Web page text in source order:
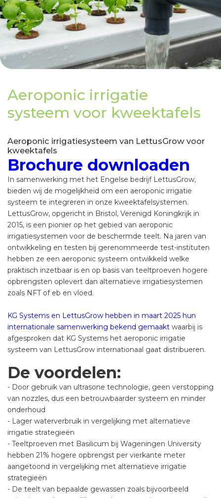
Aeroponic irrigatie
systeem voor kweektafels
Aeroponic irrigatiesysteem van LettusGrow voor
kweektafels
Brochure downloaden
In samenwerking met het Engelse bedrijf LettusGrow,
bieden wij de mogelijkheid om een aeroponic irrigatie
systeem te integreren in onze kweektafelsystemen.
LettusGrow, opgericht in Bristol, Verenigd Koningkrijk in
2015, is een pionier op het gebied van aeroponic
irrigatiesystemen voor de beschermde teelt. Na jaren van
ontwikkeling en testen bij gerenommeerde test-instituten
hebben ze een aeroponic systeem ontwikkeld welke
praktisch inzetbaar is en op basis van teeltproeven hogere
opbrengsten oplevert dan alternatieve irrigatiesystemen
zoals NFT of eb en vloed.
KG Systems en LettusGrow hebben in maart 2025 hun
internationale samenwerking bekend gemaakt waarbij is
afgesproken dat KG Systems het aeroponic irrigatie
systeem van LettusGrow internationaal gaat distribueren.
De voordelen:
- Door gebruik van ultrasone technologie, geen verstopping
van nozzles, dus een betrouwbaarder systeem en minder
onderhoud
- Lager waterverbruik in vergelijking met alternatieve
irrigatie strategieën
- Teeltproeven met Basilicum bij Wageningen University
hebben 21% hogere opbrengst per vierkante meter
aangetoond in vergelijking met alternatieve irrigatie
strategieën
- De teelt van bepaalde gewassen zoals bijvoorbeeld